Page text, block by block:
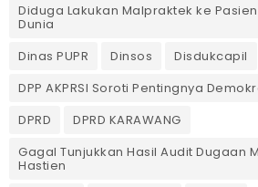
Diduga Lakukan Malpraktek ke
Dunia
Dinas PUPR
Dinsos Disdukcapil
DPP AKPRSI Soroti Pentingnya
DPRD
DPRD KARAWANG
Gagal Tunjukkan Hasil Audit Dugaan
Hastien